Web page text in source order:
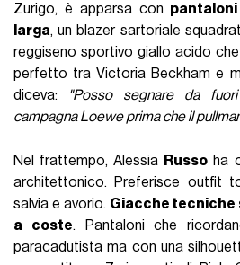
Zurigo, è apparsa con
larga, un blazer sartoriale
reggiseno sportivo giallo acido
perfetto tra Victoria Beckham e
diceva:
"Posso segnare da
campagna Loewe prima che il
Nel frattempo, Alessia Russo ha
architettonico. Preferisce outfit
salvia e avorio. Giacche
a coste. Pantaloni che
paracadutista ma con una